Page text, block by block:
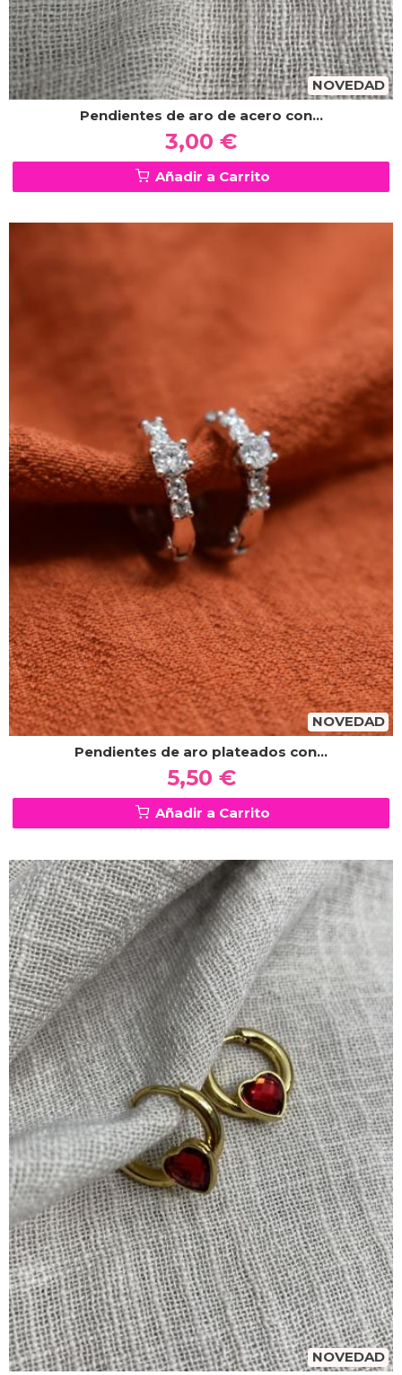
NOVEDAD
Pendientes de aro de acero con...
3,00 €
Añadir a Carrito
NOVEDAD
Pendientes de aro plateados con...
5,50 €
Añadir a Carrito
NOVEDAD